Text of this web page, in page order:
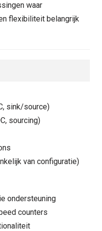
waar
flexibiliteit belangrijk
sink/source)
sourcing)
van configuratie)
ondersteuning
counters